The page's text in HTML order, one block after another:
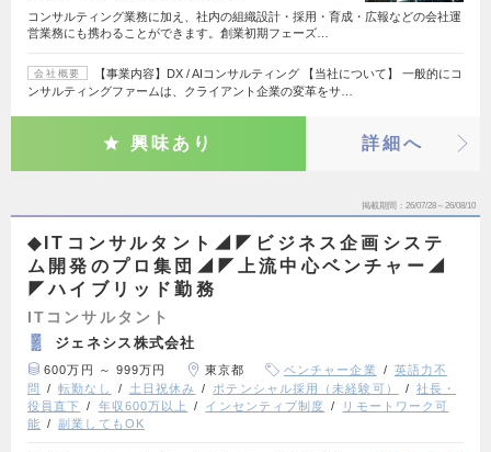
コンサルティング業務に加え、社内の組織設計・採用・育成・広報などの会社運
営業務にも携わることができます。創業初期フェーズ…
会社概要
【事業内容】DX / AIコンサルティング 【当社について】 一般的にコ
ンサルティングファームは、クライアント企業の変革をサ…
興味あり 詳細へ
掲載期間 26/07/28～26/08/10
◆ITコンサルタント◢◤ビジネス企画システ
ム開発のプロ集団◢◤上流中心ベンチャー◢
◤ハイブリッド勤務
ITコンサルタント
ジェネシス株式会社
600万円 ～ 999万円 東京都 ベンチャー企業
英語力不
問
転勤なし 土日祝休み ポテンシャル採用（未経験可）
社長・
役員直下
年収600万以上 インセンティブ制度
リモートワーク可
能
副業してもOK